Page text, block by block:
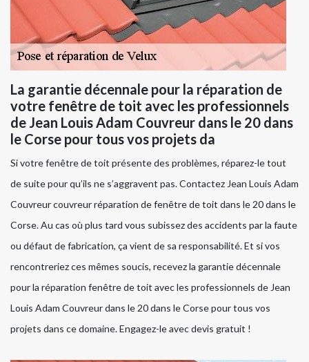
La garantie décennale pour la réparation de
votre fenêtre de toit avec les professionnels
de Jean Louis Adam Couvreur dans le 20 dans
le Corse pour tous vos projets da
Si votre fenêtre de toit présente des problèmes, réparez-le tout
de suite pour qu’ils ne s’aggravent pas. Contactez Jean Louis Adam
Couvreur couvreur réparation de fenêtre de toit dans le 20 dans le
Corse. Au cas où plus tard vous subissez des accidents par la faute
ou défaut de fabrication, ça vient de sa responsabilité. Et si vos
rencontreriez ces mêmes soucis, recevez la garantie décennale
pour la réparation fenêtre de toit avec les professionnels de Jean
Louis Adam Couvreur dans le 20 dans le Corse pour tous vos
projets dans ce domaine. Engagez-le avec devis gratuit !